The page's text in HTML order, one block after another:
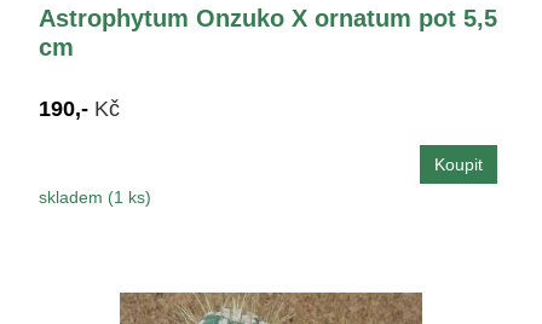
Astrophytum Onzuko X ornatum pot 5,5
cm
190,- Kč
skladem (1 ks)